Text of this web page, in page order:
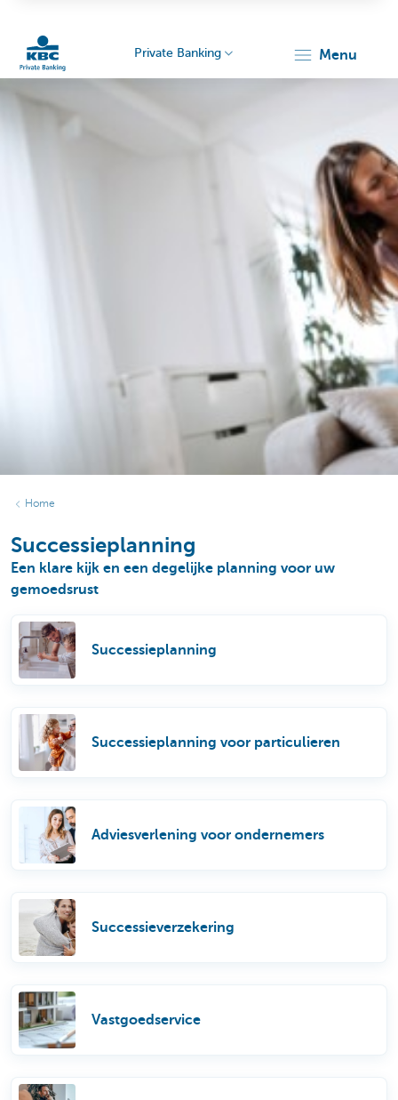
Private Banking menu
Home
Successieplanning
Een klare kijk en een degelijke planning voor uw
gemoedsrust
Successieplanning
Successieplanning voor particulieren
Adviesverlening voor ondernemers
Successieverzekering
Vastgoedservice